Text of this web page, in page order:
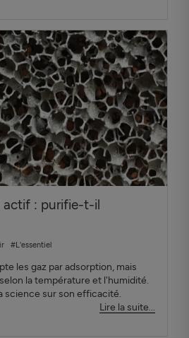
actif : purifie-t-il
#L'essentiel
les gaz par adsorption, mais
la température et l'humidité.
science sur son efficacité.
Lire la suite...